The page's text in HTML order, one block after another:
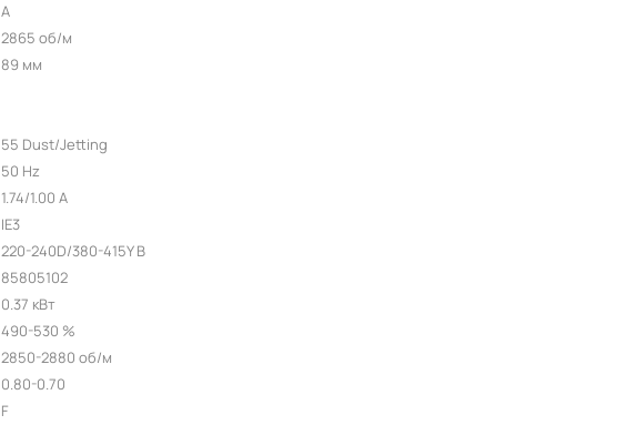
A
2865 об/м
89 мм
55 Dust/Jetting
50 Hz
1.74/1.00 A
IE3
220-240D/380-415Y В
85805102
0.37 кВт
490-530 %
2850-2880 об/м
0.80-0.70
F